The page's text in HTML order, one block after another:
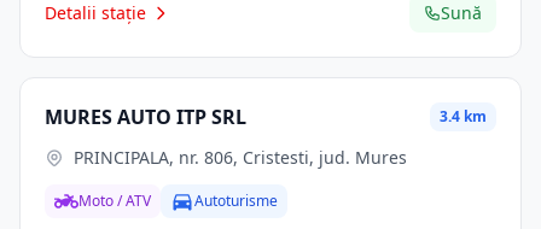
Detalii stație Sună
MURES AUTO ITP SRL 3.4 km
PRINCIPALA, nr. 806, Cristesti, jud. Mures
Moto / ATV Autoturisme